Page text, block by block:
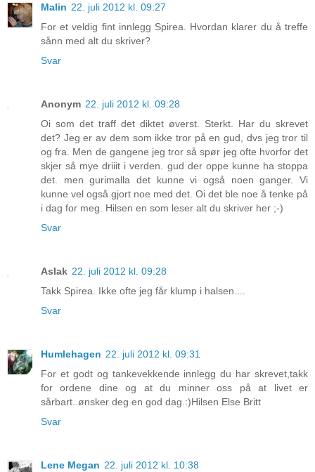
Malin 22. juli 2012 kl. 09:27
For et veldig fint innlegg Spirea. Hvordan klarer du å treffe
sånn med alt du skriver?
Svar
Anonym 22. juli 2012 kl. 09:28
Oi som det traff det diktet øverst. Sterkt. Har du skrevet
det? Jeg er av dem som ikke tror på en gud, dvs jeg tror til
og fra. Men de gangene jeg tror så spør jeg ofte hvorfor det
skjer så mye driiit i verden. gud der oppe kunne ha stoppa
det. men gurimalla det kunne vi også noen ganger. Vi
kunne vel også gjort noe med det. Oi det ble noe å tenke på
i dag for meg. Hilsen en som leser alt du skriver her ;-)
Svar
Aslak 22. juli 2012 kl. 09:28
Takk Spirea. Ikke ofte jeg får klump i halsen....
Svar
Humlehagen 22. juli 2012 kl. 09:31
For et godt og tankevekkende innlegg du har skrevet,takk
for ordene dine og at du minner oss på at livet er
sårbart..ønsker deg en god dag.:)Hilsen Else Britt
Svar
Lene Megan 22. juli 2012 kl. 10:38